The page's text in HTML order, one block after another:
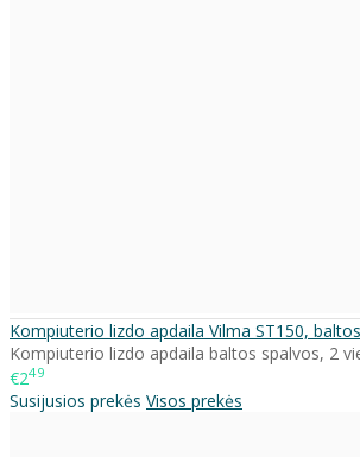
Kompiuterio lizdo apdaila Vilma ST150,
Kompiuterio lizdo apdaila baltos spalvos, 2
€249
Susijusios prekės Visos prekės